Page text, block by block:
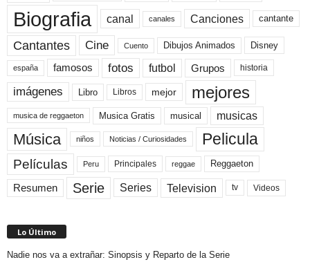
Biografia canal canales Canciones cantante
Cantantes Cine Cuento Dibujos Animados Disney
españa famosos fotos futbol Grupos historia
imágenes Libro Libros mejor mejores
musica de reggaeton Musica Gratis musical musicas
Música niños Noticias / Curiosidades Pelicula
Películas Peru Principales reggae Reggaeton
Resumen Serie Series Television tv Videos
Lo Último
Nadie nos va a extrañar: Sinopsis y Reparto de la Serie